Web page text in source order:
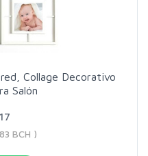
Collage Decorativo
Salón
BCH )